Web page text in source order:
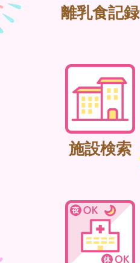
離乳食記録
施設検索